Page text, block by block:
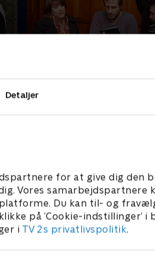
Detaljer
for at give dig den
Vores samarbejdspartnere
Du kan til- og
på ’Cookie-indstillinger’ i
i TV 2s privatlivspolitik.
fundet i en sø sammen med